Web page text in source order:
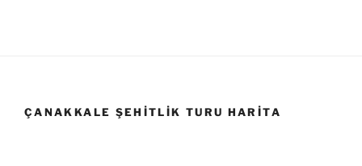
ÇANAKKALE ŞEHITLIK TURU HARITA